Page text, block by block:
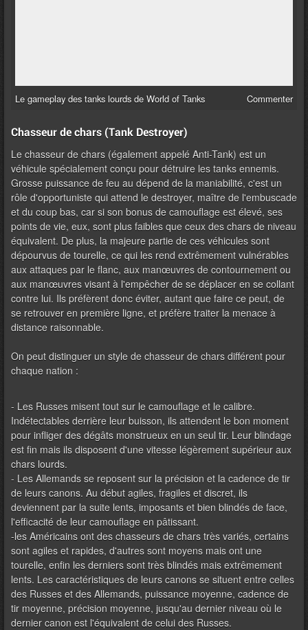
Commenter
Le gameplay des tanks lourds de World of Tanks
Chasseur de chars (Tank Destroyer)
Le chasseur de chars (également appelé Anti-Tank) est un
véhicule spécialement conçu pour détruire les tanks ennemis.
Grosse puissance de feu au dépend de la maniabilité, c'est un
rôle d'opportuniste qui attend le destroyer, maître de l'embuscade
et du coup bas, car si son bonus de camouflage est élevé, ses
points de vie, eux, sont plus faibles que ceux des chars de niveau
équivalent. De plus, la majeure partie de ces véhicules sont
dépourvus de tourelle, ce qui les rend extrêmement vulnérables
aux attaques par le flanc, aux manœuvres de contournement ou
aux manœuvres visant à l'empêcher de se déplacer en se collant
contre lui. Ils préfèrent donc éviter, autant que faire ce peut, de
se retrouver en première ligne, et préfère traiter la menace à
distance raisonnable.
On peut distinguer un style de chasseur de chars différent pour
chaque nation :
- Les Russes misent tout sur le camouflage et le calibre.
Indétectables derrière leur buisson, ils attendent le bon moment
pour infliger des dégâts monstrueux en un seul tir. Leur blindage
est fin mais ils disposent d'une vitesse légèrement supérieur aux
chars lourds.
- Les Allemands se reposent sur la précision et la cadence de tir
de leurs canons. Au début agiles, fragiles et discret, ils
deviennent par la suite lents, imposants et bien blindés de face,
l'efficacité de leur camouflage en pâtissant.
-les Américains ont des chasseurs de chars très variés, certains
sont agiles et rapides, d'autres sont moyens mais ont une
tourelle, enfin les derniers sont très blindés mais extrêmement
lents. Les caractéristiques de leurs canons se situent entre celles
des Russes et des Allemands, puissance moyenne, cadence de
tir moyenne, précision moyenne, jusqu'au dernier niveau où le
dernier canon est l'équivalent de celui des Russes.